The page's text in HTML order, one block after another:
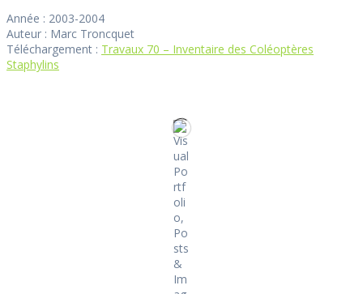
Année : 2003-2004
Auteur : Marc Troncquet
Téléchargement : Travaux 70 – Inventaire des Coléoptères
Staphylins